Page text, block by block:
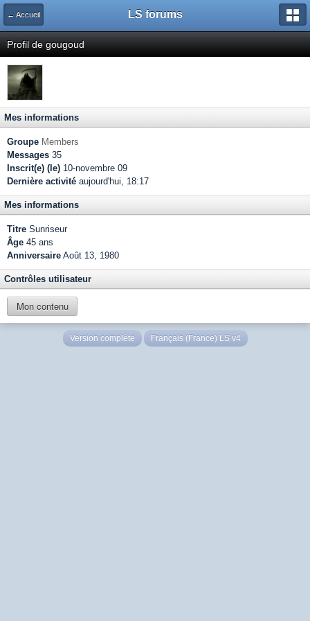
← Accueil LS forums
Profil de gougoud
Mes informations
Groupe Members
Messages 35
Inscrit(e) (le) 10-novembre 09
Dernière activité aujourd'hui, 18:17
Mes informations
Titre Sunriseur
Âge 45 ans
Anniversaire Août 13, 1980
Contrôles utilisateur
Mon contenu
Version complète Français (France) LS v4